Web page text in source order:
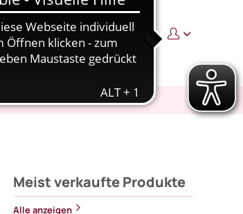
0 0,00 €
Meist verkaufte Produkte
Alle anzeigen